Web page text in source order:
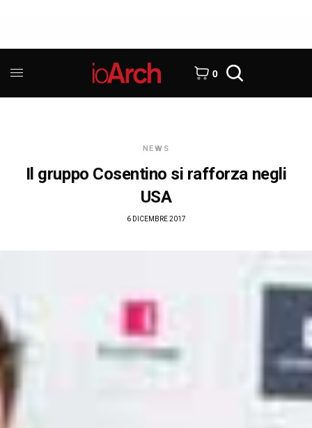
0
NEWS
Il gruppo Cosentino si rafforza negli
USA
6 DICEMBRE 2017